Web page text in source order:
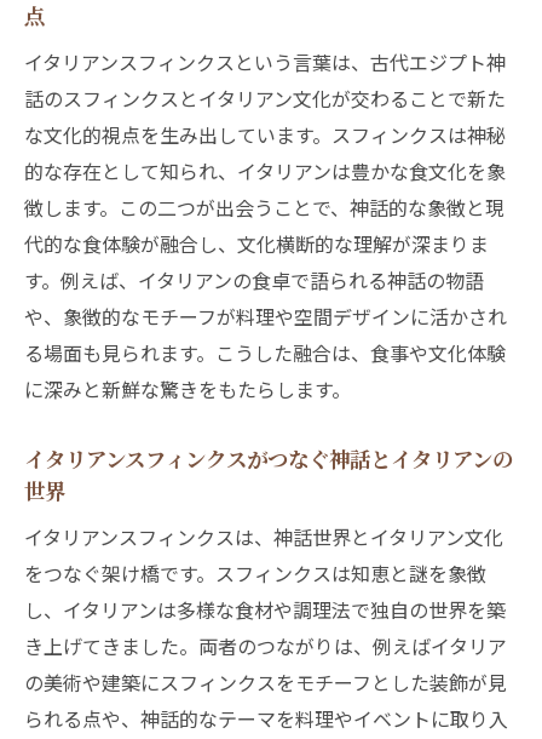
イタリアン料理とスフィンクス神話の意外
なリンク
イタリアンスフィンクスが紡ぐ食と神話の
物語
食体験で知るイタリアンスフィンクスの神
秘
イタリアンを通して感じるスフィンクスの
神話的世界
イタリアンスフィンクスで味わう食と歴史
の深み
この記事でイタリアン神話の新しい視点を発見
る神話の世界
イタリアンスフィンクスが示すイタリアン神
話の新発見
イタリアンの視点で読み解くスフィンクス
神話の魅力
イタリアンスフィンクスがもたらすイタリ
点
イタリアンスフィンクスという言葉は、古代エジプト神
話のスフィンクスとイタリアン文化が交わることで新た
な文化的視点を生み出しています。スフィンクスは神秘
的な存在として知られ、イタリアンは豊かな食文化を象
徴します。この二つが出会うことで、神話的な象徴と現
代的な食体験が融合し、文化横断的な理解が深まりま
す。例えば、イタリアンの食卓で語られる神話の物語
や、象徴的なモチーフが料理や空間デザインに活かされ
る場面も見られます。こうした融合は、食事や文化体験
に深みと新鮮な驚きをもたらします。
イタリアンスフィンクスがつなぐ神話とイタリアンの
世界
イタリアンスフィンクスは、神話世界とイタリアン文化
をつなぐ架け橋です。スフィンクスは知恵と謎を象徴
し、イタリアンは多様な食材や調理法で独自の世界を築
き上げてきました。両者のつながりは、例えばイタリア
の美術や建築にスフィンクスをモチーフとした装飾が見
られる点や、神話的なテーマを料理やイベントに取り入